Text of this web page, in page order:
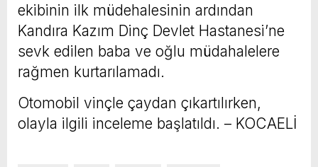
ekibinin ilk müdehalesinin ardından
Kandıra Kazım Dinç Devlet Hastanesi’ne
sevk edilen baba ve oğlu müdahalelere
rağmen kurtarılamadı.
Otomobil vinçle çaydan çıkartılırken,
olayla ilgili inceleme başlatıldı. – KOCAELİ